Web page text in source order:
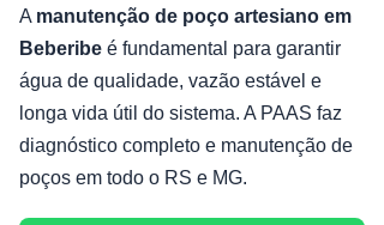
A manutenção de poço artesiano em
Beberibe é fundamental para garantir
água de qualidade, vazão estável e
longa vida útil do sistema. A PAAS faz
diagnóstico completo e manutenção de
poços em todo o RS e MG.